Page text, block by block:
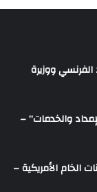
ووزيرة
للإمداد والخدمات” –
الخام الأمريكية –